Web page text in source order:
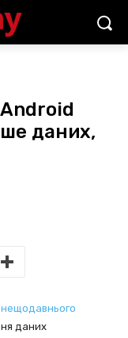
даних,
нещодавнього
даних